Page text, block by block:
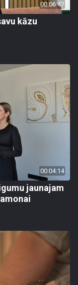
00:06:47
kāzu
00:04:14
jaunajam